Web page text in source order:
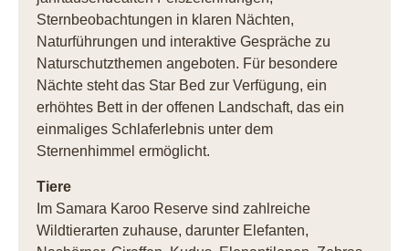
Sternbeobachtungen in klaren Nächten,
Naturführungen und interaktive Gespräche zu
Naturschutzthemen angeboten. Für besondere
Nächte steht das Star Bed zur Verfügung, ein
erhöhtes Bett in der offenen Landschaft, das ein
einmaliges Schlaferlebnis unter dem
Sternenhimmel ermöglicht.
Tiere
Im Samara Karoo Reserve sind zahlreiche
Wildtierarten zuhause, darunter Elefanten,